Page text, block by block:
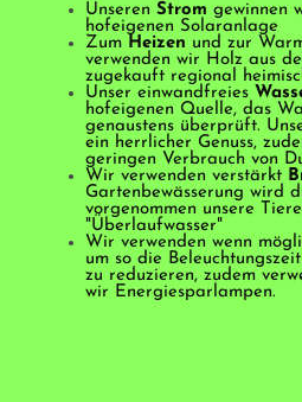
Unseren Strom gewinnen
hofeigenen Solaranlage
Zum Heizen und zur
verwenden wir Holz aus
zugekauft regional
Unser einwandfreies
hofeigenen Quelle, das
genaustens überprüft.
ein herrlicher Genuss,
geringen Verbrauch von
Wir verwenden verstärkt
Gartenbewässerung wird
vorgenommen unsere
"Überlaufwasser"
Wir verwenden wenn
um so die
zu reduzieren, zudem
wir Energiesparlampen.